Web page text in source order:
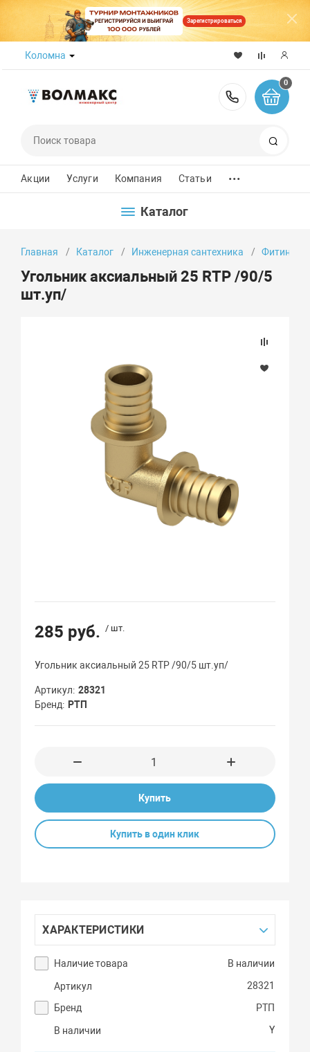
Зарегистрироваться
Коломна
8 (800)
0
Акции Услуги Компания Статьи ...
Каталог
Главная Каталог Инженерная сантехника Фитинги
Угольник аксиальный 25 RTP /90/5
шт.уп/
285 руб. / шт.
Угольник аксиальный 25 RTP /90/5 шт.уп/
Артикул 28321
Бренд
РТП
Купить
Купить в один клик
ХАРАКТЕРИСТИКИ
Наличие товара В наличии
Артикул
28321
Бренд
РТП
В наличии Y